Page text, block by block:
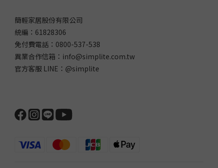
簡輕家居股份有限公司
統編：61828306
免付費電話：0800-537-538
異業合作信箱：info@simplite.com.tw
官方客服 LINE：@simplite